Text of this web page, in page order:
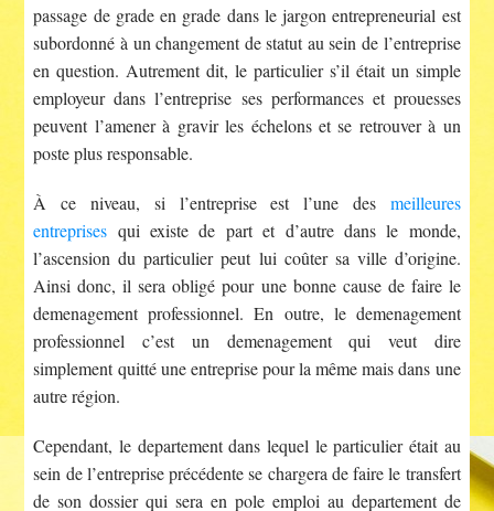
passage de grade en grade dans le jargon entrepreneurial est
subordonné à un changement de statut au sein de l’entreprise
en question. Autrement dit, le particulier s’il était un simple
employeur dans l’entreprise ses performances et prouesses
peuvent l’amener à gravir les échelons et se retrouver à un
poste plus responsable.
À ce niveau, si l’entreprise est l’une des meilleures
entreprises qui existe de part et d’autre dans le monde,
l’ascension du particulier peut lui coûter sa ville d’origine.
Ainsi donc, il sera obligé pour une bonne cause de faire le
demenagement professionnel. En outre, le demenagement
professionnel c’est un demenagement qui veut dire
simplement quitté une entreprise pour la même mais dans une
autre région.
Cependant, le departement dans lequel le particulier était au
sein de l’entreprise précédente se chargera de faire le transfert
de son dossier qui sera en pole emploi au departement de